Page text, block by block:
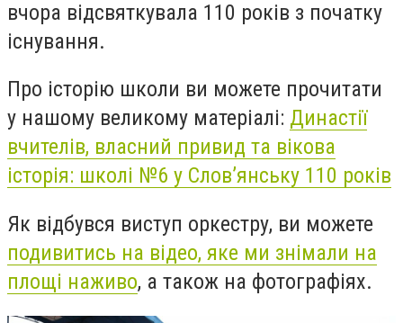
вчора відсвяткувала 110 років з початку
існування.
Про історію школи ви можете прочитати
у нашому великому матеріалі: Династії
вчителів, власний привид та вікова
історія: школі №6 у Слов’янську 110 років
Як відбувся виступ оркестру, ви можете
подивитись на відео, яке ми знімали на
площі наживо, а також на фотографіях.